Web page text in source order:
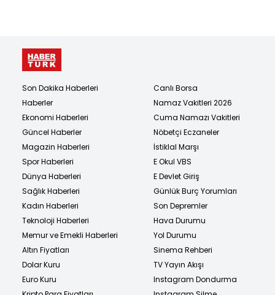
Son Dakika Haberleri
Haberler
Ekonomi Haberleri
Güncel Haberler
Magazin Haberleri
Spor Haberleri
Dünya Haberleri
Sağlık Haberleri
Kadın Haberleri
Teknoloji Haberleri
Memur ve Emekli Haberleri
Altın Fiyatları
Dolar Kuru
Euro Kuru
Canlı Borsa
Namaz Vakitleri 2026
Cuma Namazı Vakitleri
Nöbetçi Eczaneler
İstiklal Marşı
E Okul VBS
E Devlet Giriş
Günlük Burç Yorumları
Son Depremler
Hava Durumu
Yol Durumu
Sinema Rehberi
TV Yayın Akışı
Instagram Dondurma